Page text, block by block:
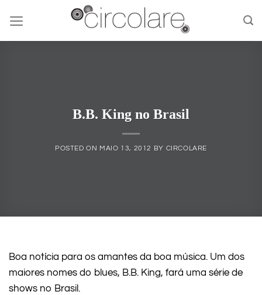
content
B.B. King no Brasil
POSTED ON MAIO 13, 2012 BY CIRCOLARE
Boa notícia para os amantes da boa música. Um dos
maiores nomes do blues, B.B. King, fará uma série de
shows no Brasil.